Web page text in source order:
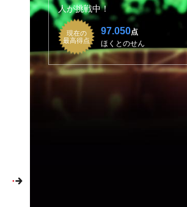
人が挑戦中！
現在の
最高得点
97.050点
ほくとのせん